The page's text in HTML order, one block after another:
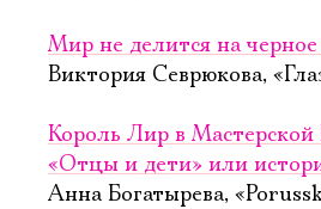
Мир не делится на
Виктория Севрюкова,
Король Лир в
«Отцы и дети» или
Анна Богатырева,